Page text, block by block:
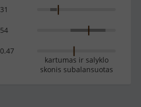
31
54
0.47
kartumas ir salyklo
skonis subalansuotas